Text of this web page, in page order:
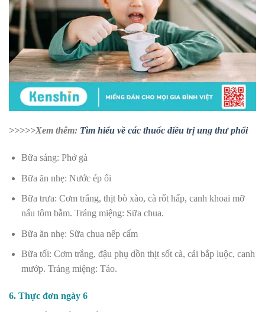
>>>>>Xem thêm: Tìm hiểu về các thuốc điều trị ung thư phổi
Bữa sáng: Phở gà
Bữa ăn nhẹ: Nước ép ổi
Bữa trưa: Cơm trắng, thịt bò xào, cà rốt hấp, canh khoai mỡ
nấu tôm bằm. Tráng miệng: Sữa chua.
Bữa ăn nhẹ: Sữa chua nếp cẩm
Bữa tối: Cơm trắng, đậu phụ dồn thịt sốt cà, cải bắp luộc, canh
mướp. Tráng miệng: Táo.
6. Thực đơn ngày 6